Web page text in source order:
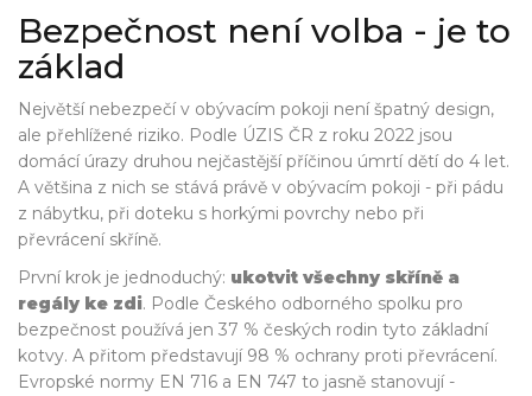
Bezpečnost není volba - je to
základ
Největší nebezpečí v obývacím pokoji není špatný design,
ale přehlížené riziko. Podle ÚZIS ČR z roku 2022 jsou
domácí úrazy druhou nejčastější příčinou úmrtí dětí do 4 let.
A většina z nich se stává právě v obývacím pokoji - při pádu
z nábytku, při doteku s horkými povrchy nebo při
převrácení skříně.
První krok je jednoduchý: ukotvit všechny skříně a
regály ke zdi. Podle Českého odborného spolku pro
bezpečnost používá jen 37 % českých rodin tyto základní
kotvy. A přitom představují 98 % ochrany proti převrácení.
Evropské normy EN 716 a EN 747 to jasně stanovují -